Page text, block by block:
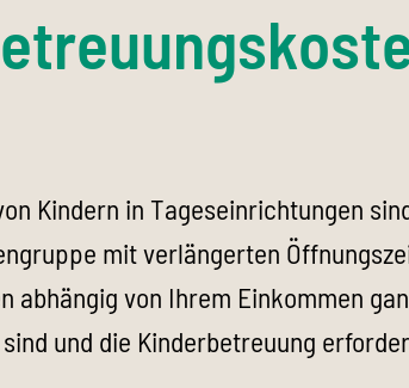
Kindern in Tageseinrichtungen
mit verlängerten
abhängig von Ihrem Einkommen
und die Kinderbetreuung